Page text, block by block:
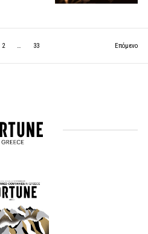
2 … 33 Επόμενο